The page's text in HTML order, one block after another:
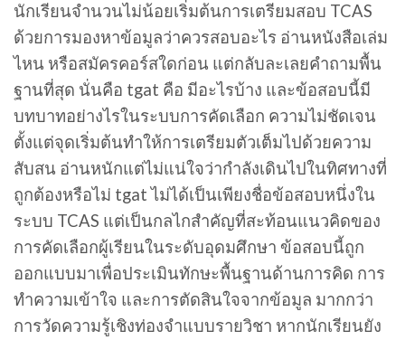
นักเรียนจำนวนไม่น้อยเริ่มต้นการเตรียมสอบ TCAS
ด้วยการมองหาข้อมูลว่าควรสอบอะไร อ่านหนังสือเล่ม
ไหน หรือสมัครคอร์สใดก่อน แต่กลับละเลยคำถามพื้น
ฐานที่สุด นั่นคือ tgat คือ มีอะไรบ้าง และข้อสอบนี้มี
บทบาทอย่างไรในระบบการคัดเลือก ความไม่ชัดเจน
ตั้งแต่จุดเริ่มต้นทำให้การเตรียมตัวเต็มไปด้วยความ
สับสน อ่านหนักแต่ไม่แน่ใจว่ากำลังเดินไปในทิศทางที่
ถูกต้องหรือไม่ tgat ไม่ได้เป็นเพียงชื่อข้อสอบหนึ่งใน
ระบบ TCAS แต่เป็นกลไกสำคัญที่สะท้อนแนวคิดของ
การคัดเลือกผู้เรียนในระดับอุดมศึกษา ข้อสอบนี้ถูก
ออกแบบมาเพื่อประเมินทักษะพื้นฐานด้านการคิด การ
ทำความเข้าใจ และการตัดสินใจจากข้อมูล มากกว่า
การวัดความรู้เชิงท่องจำแบบรายวิชา หากนักเรียนยัง